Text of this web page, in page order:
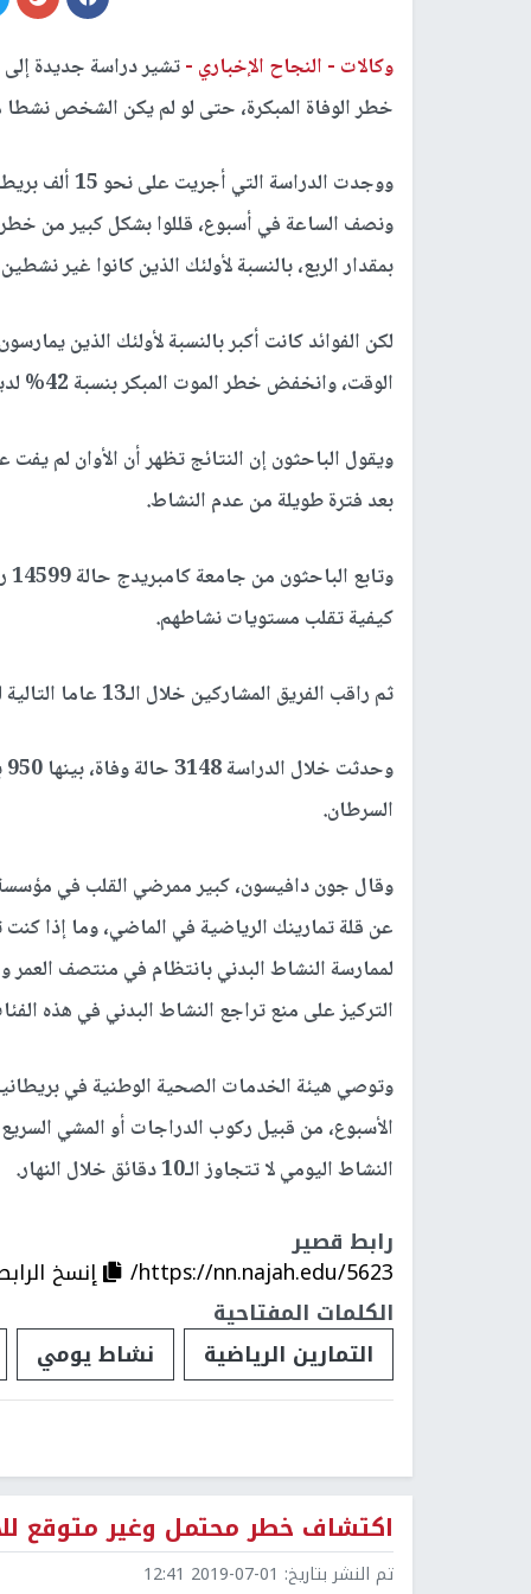
وكالات - النجاح الإخباري -تشير دراسة جديدة
خطر الوفاة المبكرة، حتى لو لم يكن الشخص
ووجدت
بمقدار الربع، بالنسبة لأولئك الذين كانوا غير
لكن الفوائد كانت أكبر بالنسبة لأولئك الذين
الوقت، وانخفض خطر الموت المبكر بنسبة 42% لديهم.
ويقول الباحثون إن النتائج تظهر أن الأوان لم
بعد فترة طويلة من عدم النشاط.
كيفية تقلب مستويات نشاطهم.
ثم راقب الفريق المشاركين خلال الـ13 عاما التالية لمعرفة كيفية تأثير التغييرات في النشاط على صحتهم.
السرطان.
وقال جون دافيسون، كبير ممرضي القلب في مؤسسة
عن قلة تمارينك الرياضية في الماضي، وما إذا
لممارسة النشاط البدني بانتظام في منتصف العمر
التركيز على منع تراجع النشاط البدني في هذه
الأسبوع، من قبيل ركوب الدراجات أو المشي
النشاط اليومي لا تتجاوز الـ10 دقائق خلال النهار.
رابط قصير
https://nn.najah.edu/5623/
إنسخ
الكلمات المفتاحية
التمارين الرياضية
نشاط يومي
اكتشاف خطر محتمل وغير متوقع
تم النشر بتاريخ: 2019-07-01 12:41